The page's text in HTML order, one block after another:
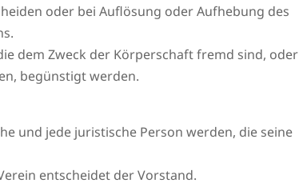
oder bei Auflösung oder Aufhebung des
dem Zweck der Körperschaft fremd sind, oder
begünstigt werden.
und jede juristische Person werden, die seine
entscheidet der Vorstand.